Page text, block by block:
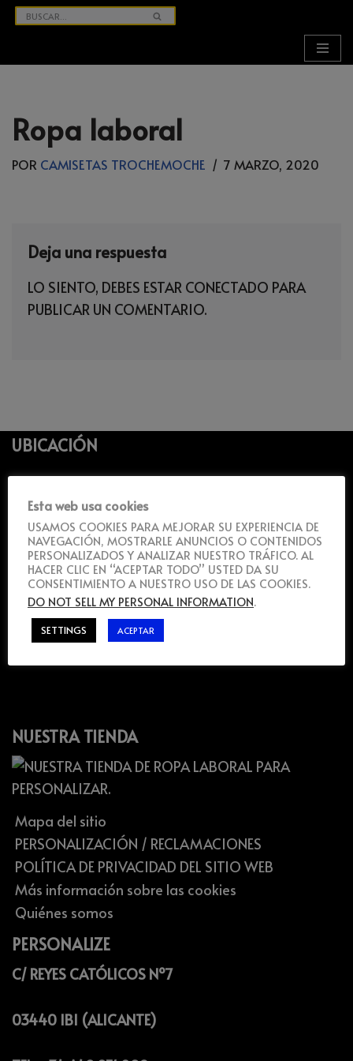
AL
Ropa laboral
POR CAMISETAS TROCHEMOCHE 7 MARZO, 2020
Deja una respuesta
LO SIENTO, DEBES ESTAR CONECTADO PARA
PUBLICAR UN COMENTARIO.
UBICACIÓN
NUESTRA TIENDA
Mapa del sitio
PERSONALIZACIÓN / RECLAMACIONES
POLÍTICA DE PRIVACIDAD DEL SITIO WEB
Más información sobre las cookies
Quiénes somos
PERSONALIZE
C/ REYES CATÓLICOS Nº7
03440 IBI (ALICANTE)
Esta web usa cookies
USAMOS COOKIES PARA MEJORAR SU EXPERIENCIA DE
NAVEGACIÓN, MOSTRARLE ANUNCIOS O CONTENIDOS
PERSONALIZADOS Y ANALIZAR NUESTRO TRÁFICO. AL
HACER CLIC EN “ACEPTAR TODO” USTED DA SU
CONSENTIMIENTO A NUESTRO USO DE LAS COOKIES.
DO NOT SELL MY PERSONAL INFORMATION.
SETTINGS ACEPTAR